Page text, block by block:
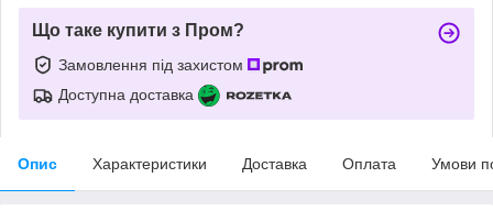
Що таке купити з Пром?
Замовлення під захистом
Доступна доставка
Опис Характеристики Доставка Оплата Умови